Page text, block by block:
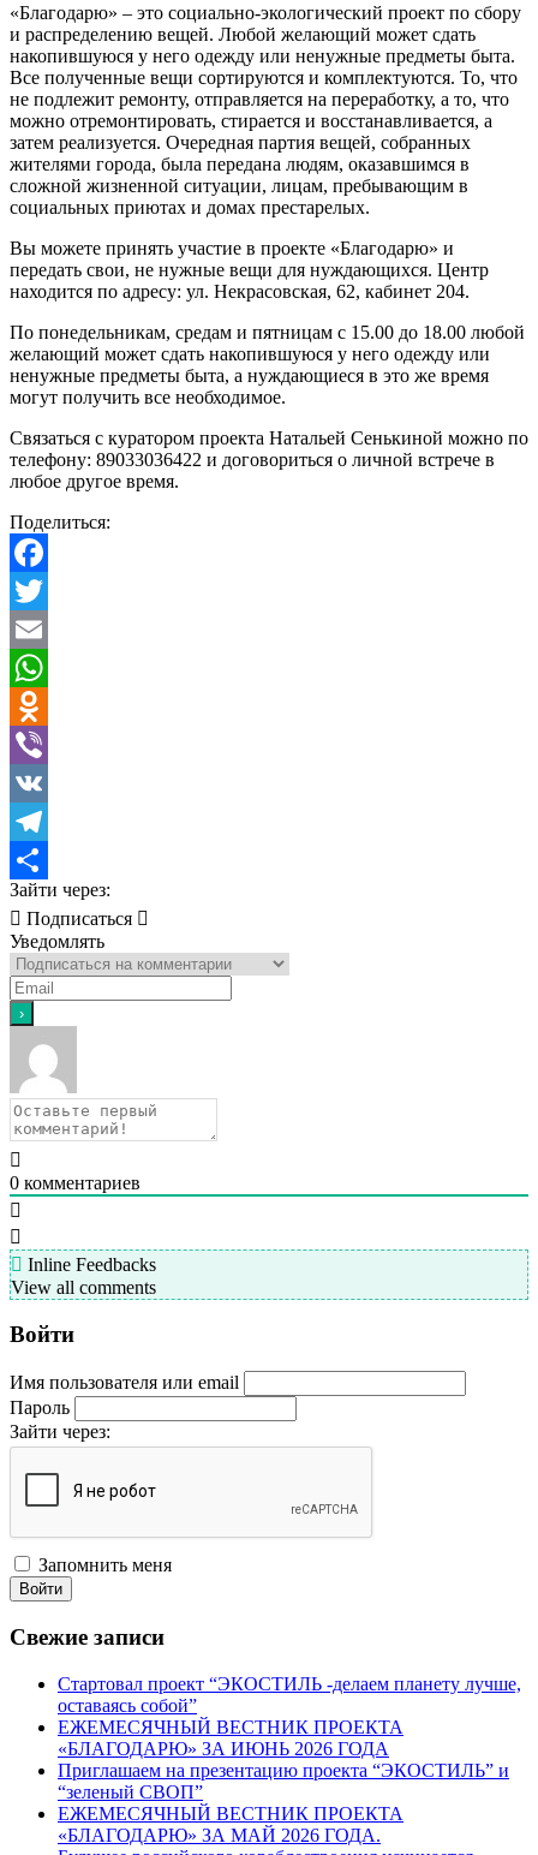
«Благодарю» – это социально-экологический проект по сбору
и распределению вещей. Любой желающий может сдать
накопившуюся у него одежду или ненужные предметы быта.
Все полученные вещи сортируются и комплектуются. То, что
не подлежит ремонту, отправляется на переработку, а то, что
можно отремонтировать, стирается и восстанавливается, а
затем реализуется. Очередная партия вещей, собранных
жителями города, была передана людям, оказавшимся в
сложной жизненной ситуации, лицам, пребывающим в
социальных приютах и домах престарелых.
Вы можете принять участие в проекте «Благодарю» и
передать свои, не нужные вещи для нуждающихся. Центр
находится по адресу: ул. Некрасовская, 62, кабинет 204.
По понедельникам, средам и пятницам с 15.00 до 18.00 любой
желающий может сдать накопившуюся у него одежду или
ненужные предметы быта, а нуждающиеся в это же время
могут получить все необходимое.
Связаться с куратором проекта Натальей Сенькиной можно по
телефону: 89033036422 и договориться о личной встрече в
любое другое время.
Поделиться:
Facebook
Twitter
Email
WhatsApp
Odnoklassniki
Viber
VK
Telegram
Отправить
Зайти через:
Подписаться
Уведомлять
0 комментариев
Inline Feedbacks
View all comments
Войти
Имя пользователя или email
Пароль
Зайти через:
Запомнить меня
Войти
Свежие записи
Стартовал проект “ЭКОСТИЛЬ -делаем планету лучше,
оставаясь собой”
ЕЖЕМЕСЯЧНЫЙ ВЕСТНИК ПРОЕКТА
«БЛАГОДАРЮ» ЗА ИЮНЬ 2026 ГОДА
Приглашаем на презентацию проекта “ЭКОСТИЛЬ” и
“зеленый СВОП”
ЕЖЕМЕСЯЧНЫЙ ВЕСТНИК ПРОЕКТА
«БЛАГОДАРЮ» ЗА МАЙ 2026 ГОДА.